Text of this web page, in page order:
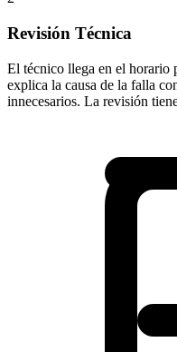
Revisión Técnica
El técnico llega en el horario
explica la causa de la falla
innecesarios. La revisión